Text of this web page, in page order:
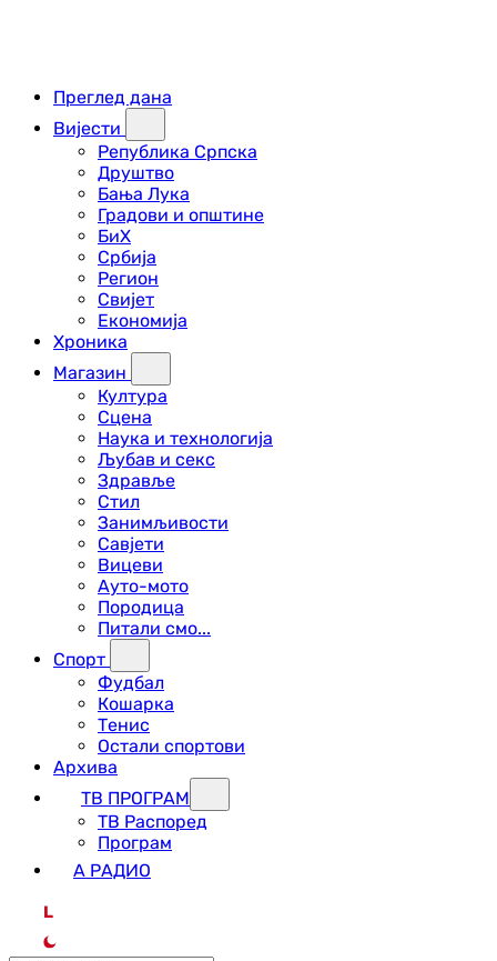
Преглед дана
Вијести
Република Српска
Друштво
Бања Лука
Градови и општине
БиХ
Србија
Регион
Свијет
Економија
Хроника
Магазин
Култура
Сцена
Наука и технологија
Љубав и секс
Здравље
Стил
Занимљивости
Савјети
Вицеви
Ауто-мото
Породица
Питали смо...
Спорт
Фудбал
Кошарка
Тенис
Остали спортови
Архива
ТВ ПРОГРАМ
ТВ Распоред
Програм
А РАДИО
L